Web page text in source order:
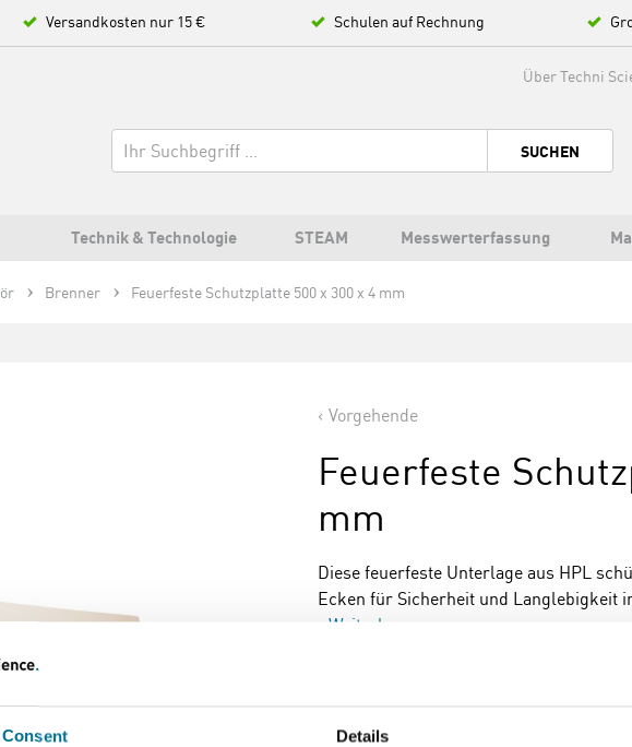
Consent Details
Versandkosten nur 15 € Schulen auf Rechnung
Über Techni
SUCHEN
Technik & Technologie STEAM Messwerterfassung
Brenner Feuerfeste Schutzplatte 500 x 300 x 4 mm
Vorgehende
Feuerfeste
mm
Diese feuerfeste Unterlage aus HPL
Ecken für Sicherheit und Langlebigkeit
Weiterlesen
25,53 €